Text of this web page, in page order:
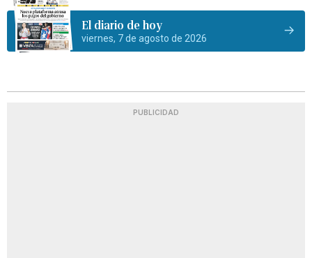
El diario de hoy
viernes, 7 de agosto de 2026
PUBLICIDAD